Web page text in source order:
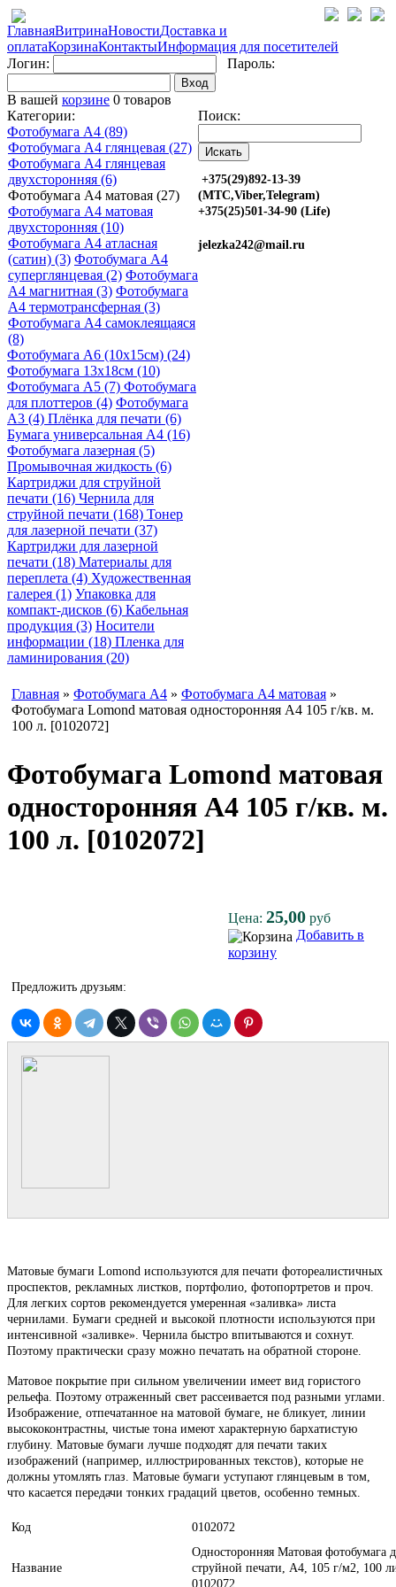
ГлавнаяВитринаНовостиДоставка и
оплатаКорзинаКонтактыИнформация для посетителей
Логин:
Пароль:
Вход
В вашей корзине 0 товаров
Категории:
Фотобумага A4 (89)
Фотобумага A4 глянцевая (27)
Фотобумага A4 глянцевая
двухсторонняя (6)
Фотобумага A4 матовая (27)
Фотобумага A4 матовая
двухсторонняя (10)
Фотобумага A4 атласная
(сатин) (3) Фотобумага A4
суперглянцевая (2) Фотобумага
A4 магнитная (3) Фотобумага
A4 термотрансферная (3)
Фотобумага A4 самоклеящаяся
(8)
Фотобумага A6 (10х15см) (24)
Фотобумага 13х18см (10)
Фотобумага A5 (7) Фотобумага
для плоттеров (4) Фотобумага
A3 (4) Плёнка для печати (6)
Бумага универсальная A4 (16)
Фотобумага лазерная (5)
Промывочная жидкость (6)
Картриджи для струйной
печати (16) Чернила для
струйной печати (168) Тонер
для лазерной печати (37)
Картриджи для лазерной
печати (18) Материалы для
переплета (4) Художественная
галерея (1) Упаковка для
компакт-дисков (6) Кабельная
продукция (3) Носители
информации (18) Пленка для
ламинирования (20)
Поиск:
+375(29)892-13-39
(МТС,Viber,Telegram)
+375(25)501-34-90 (Life)
jelezka242@mail.ru
Главная » Фотобумага A4 » Фотобумага A4 матовая »
Фотобумага Lomond матовая односторонняя A4 105 г/кв. м.
100 л. [0102072]
Фотобумага Lomond матовая
односторонняя A4 105 г/кв. м.
100 л. [0102072]
Цена: 25,00 руб
Добавить в
корзину
Предложить друзьям:
Матовые бумаги Lomond используются для печати фотореалистичных
проспектов, рекламных листков, портфолио, фотопортретов и проч.
Для легких сортов рекомендуется умеренная «заливка» листа
чернилами. Бумаги средней и высокой плотности используются при
интенсивной «заливке». Чернила быстро впитываются и сохнут.
Поэтому практически сразу можно печатать на обратной стороне.
Матовое покрытие при сильном увеличении имеет вид гористого
рельефа. Поэтому отраженный свет рассеивается под разными углами.
Изображение, отпечатанное на матовой бумаге, не бликует, линии
высококонтрастны, чистые тона имеют характерную бархатистую
глубину. Матовые бумаги лучше подходят для печати таких
изображений (например, иллюстрированных текстов), которые не
должны утомлять глаз. Матовые бумаги уступают глянцевым в том,
что касается передачи тонких градаций цветов, особенно темных.
Код 0102072
Название
Односторонняя Матовая фотобумага
струйной печати, A4, 105 г/м2, 100
0102072